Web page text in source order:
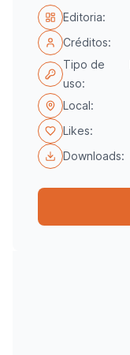
Editoria:
Créditos:
Tipo de
uso:
Local:
Likes:
Downloads: